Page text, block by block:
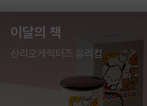
이달의 책
산리오캐릭터즈 유리컵